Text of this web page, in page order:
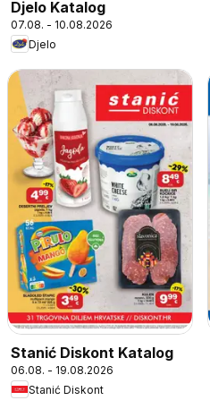
Djelo Katalog
07.08. - 10.08.2026
Djelo
Stanić Diskont Katalog
06.08. - 19.08.2026
Stanić Diskont